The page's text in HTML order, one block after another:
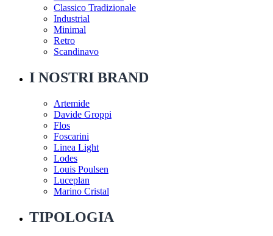
Classico Tradizionale
Industrial
Minimal
Retro
Scandinavo
I NOSTRI BRAND
Artemide
Davide Groppi
Flos
Foscarini
Linea Light
Lodes
Louis Poulsen
Luceplan
Marino Cristal
TIPOLOGIA